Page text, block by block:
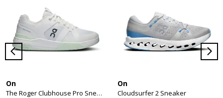
On
The Roger Clubhouse Pro Sneaker
On
Cloudsurfer 2 Sneaker